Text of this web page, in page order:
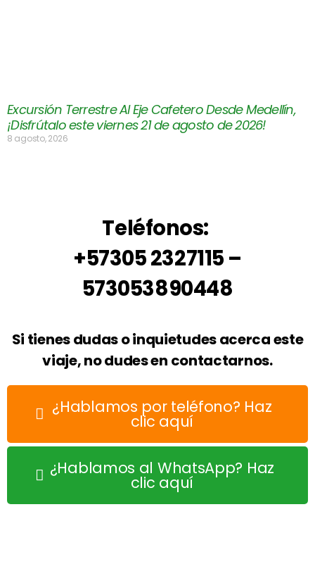
Excursión Terrestre Al Eje Cafetero Desde Medellín,
¡Disfrútalo este viernes 21 de agosto de 2026!
8 agosto, 2026
Teléfonos:
+57305 2327115 –
573053890448
Si tienes dudas o inquietudes acerca este
viaje, no dudes en contactarnos.
¿Hablamos por teléfono? Haz
clic aquí
¿Hablamos al WhatsApp? Haz
clic aquí